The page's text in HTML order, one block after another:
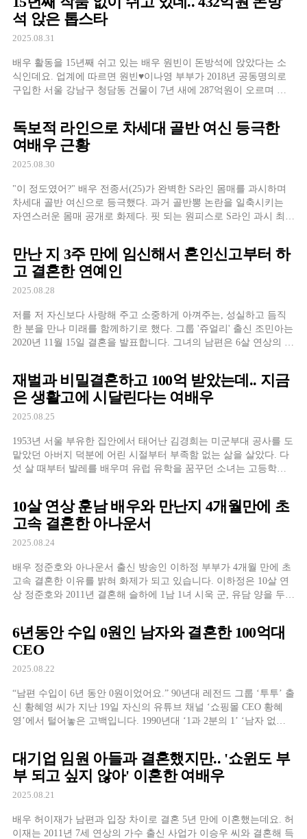
듣기 싫어한다며 성격을 더욱
석 앉은 톱스타
2025.08.31
배우 활동을 15년째 쉬고 있는 배우 원빈이 돈방석에 앉았다는 소
식인데요. 업계에 따르면 원빈♥이나영 부부가 2018년 공동명의로
구입한 서울 강남구 청담동 건물이 7년 새에 287억원이 오르며 현
여 수인분당선 압구정로데
독보적 라인으로 차세대 골반 여신 등극한
여배우 근황
2025.08.30
"이 정도였어?" 배우 전종서(25)가 완벽한 S라인 몸매를 과시하며
차세대 골반 여신으로 등극했다. 과거 골반뽕 논란을 일축시키는
자연스러운 몸매 공개로 화제다. 핏 되는 원피스로 S라인 과시 최근
지는 풍만한 골반 라인이 시선을
만난 지 3주 만에 임신해서 혼인신고부터 하
고 결혼한 연예인
2025.08.28
저를 저 자신보다 사랑해 주고 소중하게 아껴주는, 성실하고 듬직
한 분을 만나 미래를 함께하기로 했다. 그룹 '쥬얼리' 출신 조민아는
2020년 11월 15일 결혼을 발표합니다. 그녀의 남편은 6살 연상의 피
찾아왔기 때문입니다.
재벌과 비밀결혼하고 100억 받았는데.. 지금
은 생활고에 시달린다는 여배우
2025.08.25
1953년 서울 부유한 집안에서 태어난 김경희는 미군부대 공사를 도
맡았던 아버지 덕분에 어린 시절부터 부족함 없는 삶을 살았다. 다
섯 살 때부터 발레를 배우며 유럽 유학을 꿈꾸던 소녀는 고등학교
될 만남을 갖게 된다. 파티
10살 연상 훈남 배우와 만난지 4개월만에 초
고속 결혼한 아나운서
2025.08.24
배우 정준호와 아나운서 출신 방송인 이하정 부부가 4개월 만에 초
고속 결혼한 이유를 밝혀 화제가 되고 있습니다. 이하정은 10살 연
상 정준호와 2011년 결혼해 슬하에 1남 1녀 시욱 군, 유담 양을 두고
다"고 밝힌 이하정은
6년동안 수입 0원인 남자와 결혼한 100억대
CEO
2025.08.22
“남편 수입이 6년 동안 0원이었어요.” 90년대 레전드 그룹 ‘투투’ 출
신 황혜영 씨가 지난 19일 자신의 유튜브 채널 ‘쇼핑몰 CEO 황혜
영’에서 털어놓은 고백입니다. 1990년대 ‘1과 2분의 1’ ‘남자 없이
었습니
대기업 임원 아들과 결혼했지만.. '쇼윈도 부
부 되고 싶지 않아' 이혼한 여배우
2025.08.21
배우 허이재가 남편과 입장 차이로 결혼 5년 만에 이혼했는데요. 허
이재는 2011년 7세 연상의 가수 출신 사업가 이승우 씨와 결혼해 득